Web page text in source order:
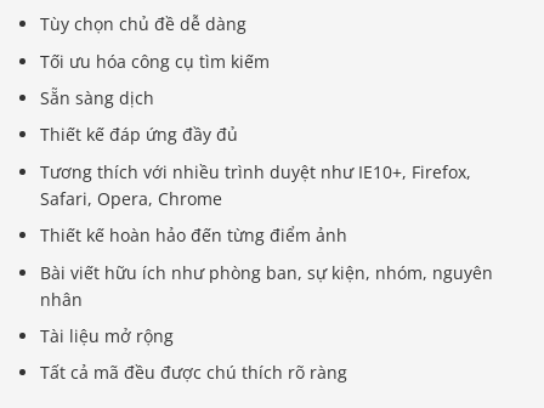
Tùy chọn chủ đề dễ dàng
Tối ưu hóa công cụ tìm kiếm
Sẵn sàng dịch
Thiết kế đáp ứng đầy đủ
Tương thích với nhiều trình duyệt như IE10+, Firefox,
Safari, Opera, Chrome
Thiết kế hoàn hảo đến từng điểm ảnh
Bài viết hữu ích như phòng ban, sự kiện, nhóm, nguyên
nhân
Tài liệu mở rộng
Tất cả mã đều được chú thích rõ ràng